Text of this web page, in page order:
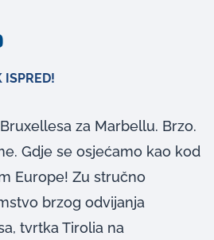
ISPRED!
za Marbellu. Brzo.
Gdje se osjećamo kao kod
Europe! Zu stručno
brzog odvijanja
tvrtka Tirolia na